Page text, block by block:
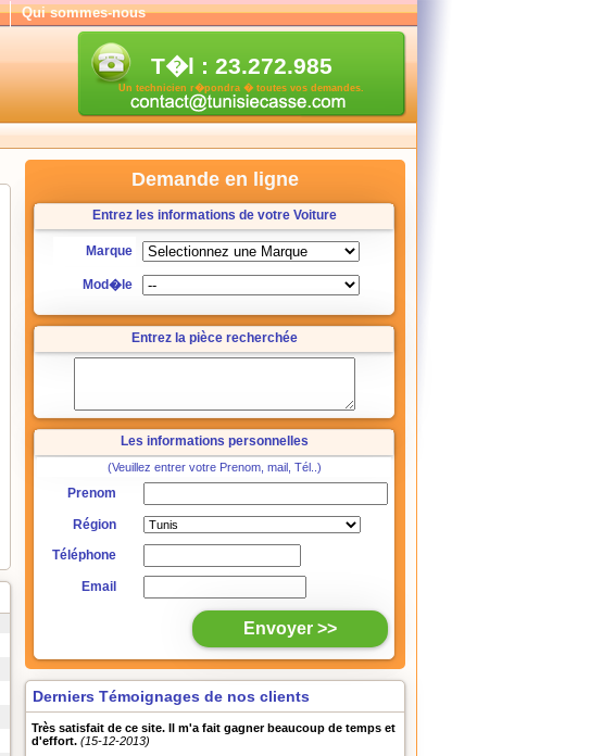
Qui sommes-nous
T�l : 23.272.985
Un technicien r�pondra � toutes vos demandes.
Demande en ligne
Entrez les informations de votre Voiture
Marque
Mod�le
Entrez la pièce recherchée
Les informations personnelles
(Veuillez entrer votre Prenom, mail, Tél..)
Prenom
Région
Téléphone
Email
Derniers Témoignages de nos clients
Très satisfait de ce site. Il m'a fait gagner beaucoup de temps et
d'effort. (15-12-2013)